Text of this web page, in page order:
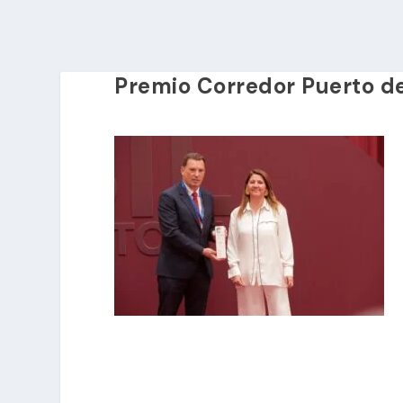
Premio Corredor Puerto